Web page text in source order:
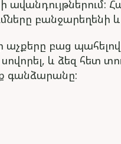
բանջարեղենի
բաց պահելով
և ձեզ հետ
գանձարանը: